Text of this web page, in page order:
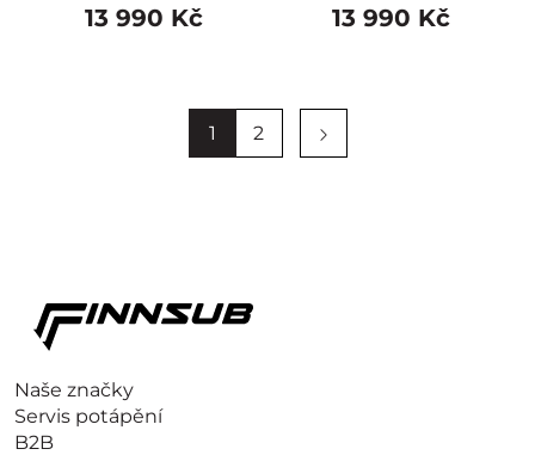
13 990 Kč 13 990 Kč
1 2
Naše značky
Servis potápění
B2B